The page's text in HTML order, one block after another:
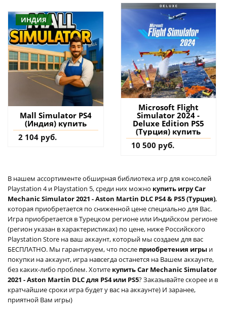
ИНДИЯ
Mall Simulator PS4
(Индия) купить
2 104 руб.
Microsoft Flight
Simulator 2024 -
Deluxe Edition PS5
(Турция) купить
10 500 руб.
В нашем ассортименте обширная библиотека игр для консолей
Playstation 4 и Playstation 5, среди них можно купить игру Car
Mechanic Simulator 2021 - Aston Martin DLC PS4 & PS5 (Турция),
которая приобретается по сниженной цене специально для Вас.
Игра приобретается в Турецком регионе или Индийском регионе
(регион указан в характеристиках) по цене, ниже Российского
Playstation Store на ваш аккаунт, который мы создаем для вас
БЕСПЛАТНО. Мы гарантируем, что после приобретения игры и
покупки на аккаунт, игра навсегда останется на Вашем аккаунте,
без каких-либо проблем. Хотите купить Car Mechanic Simulator
2021 - Aston Martin DLC для PS4 или PS5? Заказывайте скорее и в
кратчайшие сроки игра будет у вас на аккаунте) И заранее,
приятной Вам игры)